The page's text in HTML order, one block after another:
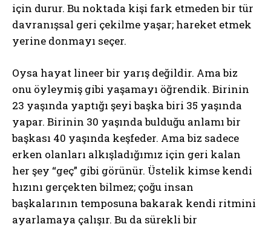
için durur. Bu noktada kişi fark etmeden bir tür
davranışsal geri çekilme yaşar; hareket etmek
yerine donmayı seçer.
Oysa hayat lineer bir yarış değildir. Ama biz
onu öyleymiş gibi yaşamayı öğrendik. Birinin
23 yaşında yaptığı şeyi başka biri 35 yaşında
yapar. Birinin 30 yaşında bulduğu anlamı bir
başkası 40 yaşında keşfeder. Ama biz sadece
erken olanları alkışladığımız için geri kalan
her şey “geç” gibi görünür. Üstelik kimse kendi
hızını gerçekten bilmez; çoğu insan
başkalarının temposuna bakarak kendi ritmini
ayarlamaya çalışır. Bu da sürekli bir